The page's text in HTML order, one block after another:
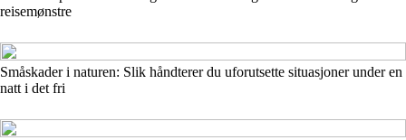
reisemønstre
Småskader i naturen: Slik håndterer du uforutsette situasjoner under en
natt i det fri